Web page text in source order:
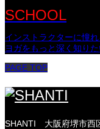
SCHOOL
インストラクターに憧れ
ヨガをもっと深く知りた
PAGE TOP
SHANTI 大阪府堺市西